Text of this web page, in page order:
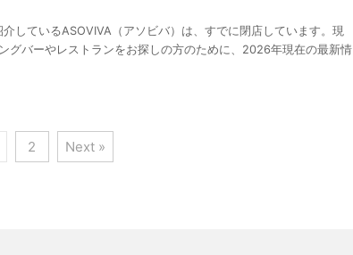
しているASOVIVA（アソビバ）は、すでに閉店しています。現
グバーやレストランをお探しの方のために、2026年現在の最新情
2 Next »